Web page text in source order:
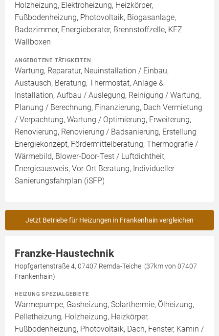
Holzheizung, Elektroheizung, Heizkörper,
Fußbodenheizung, Photovoltaik, Biogasanlage,
Badezimmer, Energieberater, Brennstoffzelle, KFZ
Wallboxen
ANGEBOTENE TÄTIGKEITEN
Wartung, Reparatur, Neuinstallation / Einbau,
Austausch, Beratung, Thermostat, Anlage &
Installation, Aufbau / Auslegung, Reinigung / Wartung,
Planung / Berechnung, Finanzierung, Dach Vermietung
/ Verpachtung, Wartung / Optimierung, Erweiterung,
Renovierung, Renovierung / Badsanierung, Erstellung
Energiekonzept, Fördermittelberatung, Thermografie /
Wärmebild, Blower-Door-Test / Luftdichtheit,
Energieausweis, Vor-Ort Beratung, Individueller
Sanierungsfahrplan (iSFP)
Jetzt Betriebe für Heizungen in Frankenhain vergleichen
Franzke-Haustechnik
Hopfgartenstraße 4, 07407 Remda-Teichel (37km von 07407
Frankenhain)
HEIZUNG SPEZIALGEBIETE
Wärmepumpe, Gasheizung, Solarthermie, Ölheizung,
Pelletheizung, Holzheizung, Heizkörper,
Fußbodenheizung, Photovoltaik, Dach, Fenster, Kamin /